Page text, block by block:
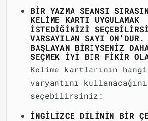
BIR YAZMA SEANSI
KELIME KARTI UYGULAMAK
ISTEDIĞINIZI
VARSAYILAN SAYI ON'DUR.
BAŞLAYAN BIRIYSENIZ
SEÇMEK IYI BIR FIKIR
Kelime kartlarının
varyantını kullanacağını
seçebilirsiniz:
İNGILIZCE DILININ BIR